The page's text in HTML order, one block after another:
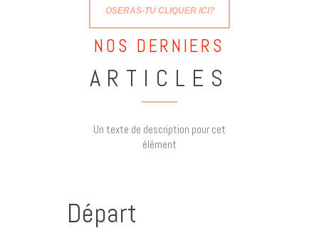
OSERAS-TU CLIQUER ICI?
NOS DERNIERS
ARTICLES
Un texte de description pour cet
élément
Départ